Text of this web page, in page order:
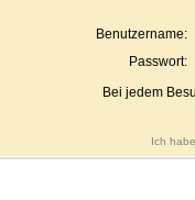
Benutzername:
Passwort:
Bei jedem
Ich